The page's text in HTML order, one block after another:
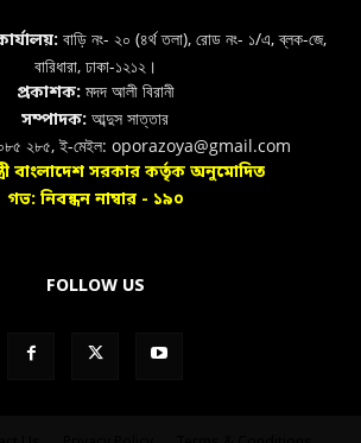
বাড়ি নং- ২০ (৪র্থ তলা), রোড নং- ১/এ, ব্লক-জে,
বারিধারা, ঢাকা-১২১২।
প্রকাশক:মদদ আলী বিরানী
সম্পাদক: আব্দুস সাত্তার
০৮৫ ২৮৫, ই-মেইল: oporazoya@gmail.com
বাংলাদেশ সরকার কর্তৃক অনুমোদিত
গভ: নিবন্ধন নাম্বার - ১৯০
FOLLOW US